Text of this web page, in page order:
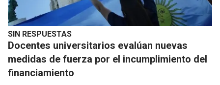
SIN RESPUESTAS
Docentes universitarios evalúan nuevas
medidas de fuerza por el incumplimiento del
financiamiento